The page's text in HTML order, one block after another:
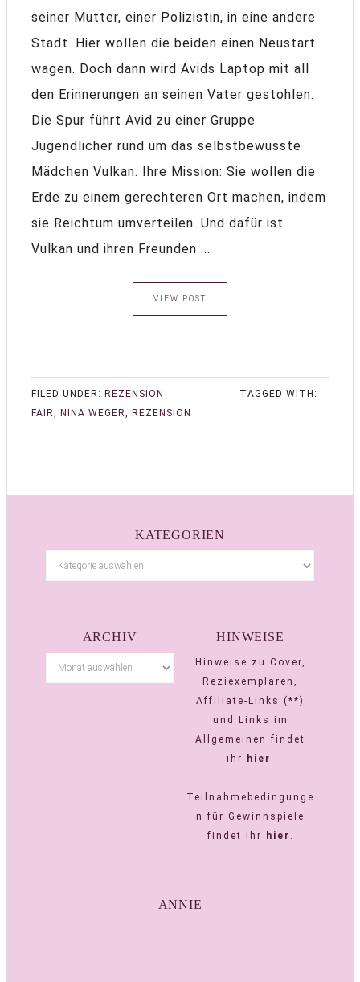
seiner Mutter, einer Polizistin, in eine andere
Stadt. Hier wollen die beiden einen Neustart
wagen. Doch dann wird Avids Laptop mit all
den Erinnerungen an seinen Vater gestohlen.
Die Spur führt Avid zu einer Gruppe
Jugendlicher rund um das selbstbewusste
Mädchen Vulkan. Ihre Mission: Sie wollen die
Erde zu einem gerechteren Ort machen, indem
sie Reichtum umverteilen. Und dafür ist
Vulkan und ihren Freunden ...
VIEW POST
FILED UNDER: REZENSION
TAGGED WITH:
FAIR, NINA WEGER, REZENSION
KATEGORIEN
ARCHIV HINWEISE
Hinweise zu Cover,
Reziexemplaren,
Affiliate-Links (**)
und Links im
Allgemeinen findet
ihr
hier .
Teilnahmebedingunge
n für Gewinnspiele
findet ihr
hier .
ANNIE